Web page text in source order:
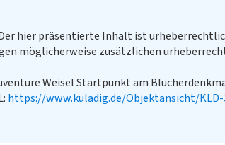
hier präsentierte Inhalt ist
möglicherweise zusätzlichen
Weisel Startpunkt am
https://www.kuladig.de/Objektansicht/KLD-